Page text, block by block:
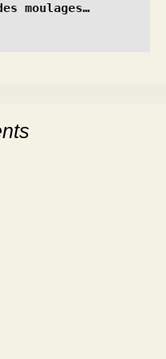
moulages…